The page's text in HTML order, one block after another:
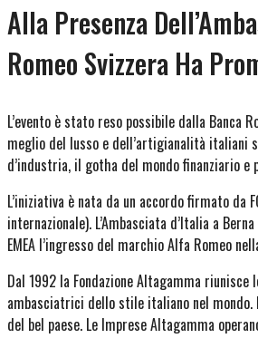
Alla Presenza
Romeo Svizzera Ha
L’evento è stato reso possibile dalla
meglio del lusso e dell’artigianalità italiani
d’industria, il gotha del mondo finanziario
L’iniziativa è nata da un accordo firmato
internazionale). L’Ambasciata d’Italia a
EMEA l’ingresso del marchio Alfa Romeo
Dal 1992 la Fondazione Altagamma
ambasciatrici dello stile italiano nel
del bel paese. Le Imprese Altagamma